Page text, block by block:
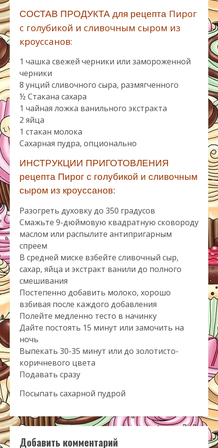
СОСТАВ ПРОДУКТА для рецепта Пирог
с голубикой и сливочным сыром из
кроуссанов:
1 чашка свежей черники или замороженной
черники
8 унций сливочного сыра, размягченного
½ Стакана сахара
1 чайная ложка ванильного экстракта
2 яйца
1 стакан молока
Сахарная пудра, опционально
ИНСТРУКЦИИ ПРИГОТОВЛЕНИЯ
рецепта Пирог с голубикой и сливочным
сыром из кроуссанов:
Разогреть духовку до 350 градусов
Смажьте 9-дюймовую квадратную сковороду
маслом или распылите антипригарным
спреем
В средней миске взбейте сливочный сыр,
сахар, яйца и экстракт ванили до полного
смешивания
Постепенно добавить молоко, хорошо
взбивая после каждого добавления
Полейте медленно тесто в начинку
Дайте постоять 15 минут или замочить на
ночь
Выпекать 30-35 минут или до золотисто-
коричневого цвета
Подавать сразу
Посыпать сахарной пудрой
Добавить комментарий